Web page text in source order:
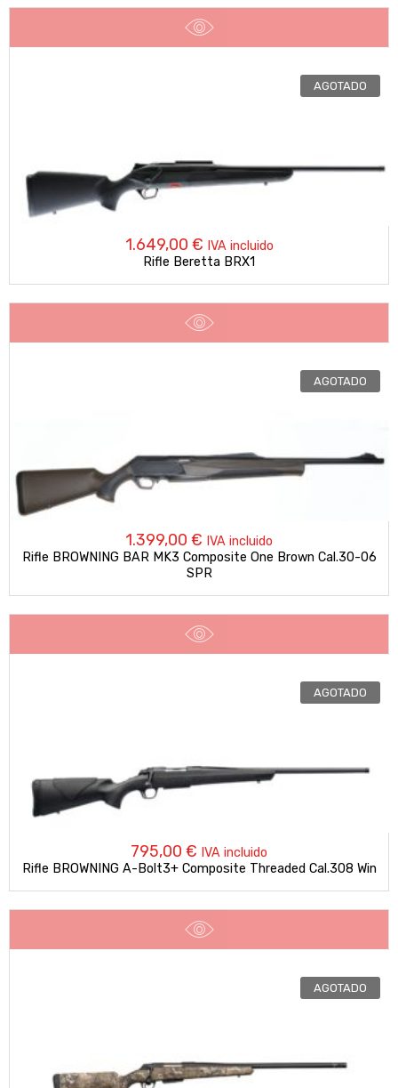
AGOTADO
1.649,00 € IVA incluido
Rifle Beretta BRX1
AGOTADO
1.399,00 € IVA incluido
Rifle BROWNING BAR MK3 Composite One Brown Cal.30-06
SPR
AGOTADO
795,00 € IVA incluido
Rifle BROWNING A-Bolt3+ Composite Threaded Cal.308 Win
AGOTADO